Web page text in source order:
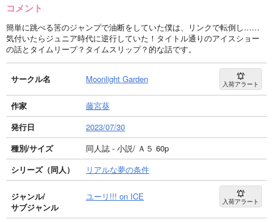
コメント
簡単に跳べる筈のジャンプで油断をしていた僕は、リンクで転倒し……
気付いたらジュニア時代に逆行していた！タイトル通りのアイスショー
の話とタイムリープ？タイムスリップ？的な話です。
サークル名 Moonlight Garden 入荷アラート
作家
藤宮葵
発行日
2023/07/30
種別/サイズ
同人誌 - 小説/ Ａ５ 60p
シリーズ（同人）
リアルな夢の条件
ジャンル/
サブジャンル
ユーリ!!! on ICE 入荷アラート